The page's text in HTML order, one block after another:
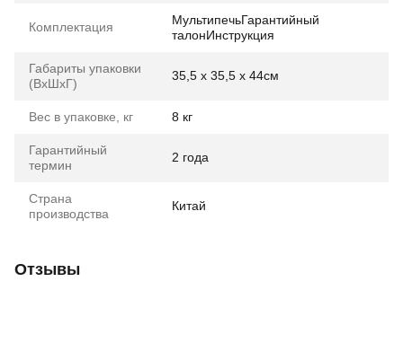
Комплектация
МультипечьГарантийный
талонИнструкция
Габариты упаковки
(ВхШхГ)
35,5 х 35,5 х 44см
Вес в упаковке, кг 8 кг
Гарантийный
термин
2 года
Страна
производства
Китай
Отзывы